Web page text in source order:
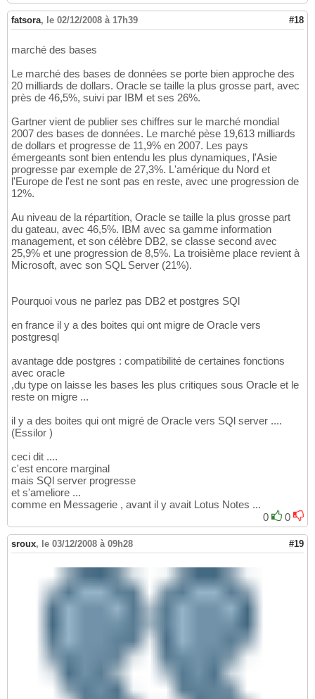
fatsora, le 02/12/2008 à 17h39 #18
marché des bases
Le marché des bases de données se porte bien approche des
20 milliards de dollars. Oracle se taille la plus grosse part, avec
près de 46,5%, suivi par IBM et ses 26%.
Gartner vient de publier ses chiffres sur le marché mondial
2007 des bases de données. Le marché pèse 19,613 milliards
de dollars et progresse de 11,9% en 2007. Les pays
émergeants sont bien entendu les plus dynamiques, l'Asie
progresse par exemple de 27,3%. L'amérique du Nord et
l'Europe de l'est ne sont pas en reste, avec une progression de
12%.
Au niveau de la répartition, Oracle se taille la plus grosse part
du gateau, avec 46,5%. IBM avec sa gamme information
management, et son célèbre DB2, se classe second avec
25,9% et une progression de 8,5%. La troisième place revient à
Microsoft, avec son SQL Server (21%).
Pourquoi vous ne parlez pas DB2 et postgres SQl
en france il y a des boites qui ont migre de Oracle vers
postgresql
avantage dde postgres : compatibilité de certaines fonctions
avec oracle
,du type on laisse les bases les plus critiques sous Oracle et le
reste on migre ...
il y a des boites qui ont migré de Oracle vers SQl server ....
(Essilor )
ceci dit ....
c'est encore marginal
mais SQl server progresse
et s'ameliore ...
comme en Messagerie , avant il y avait Lotus Notes ...
0
0
sroux, le 03/12/2008 à 09h28 #19